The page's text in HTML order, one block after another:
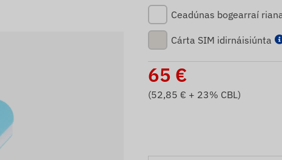
Ceadúnas bogearraí
Cárta SIM idirnáisiúnta
65 €
(52,85 € + 23% CBL)